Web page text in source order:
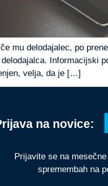
mu delodajalec, po
Informacijski
velja, da je […]
na novice:
Prijavite se na
spremembah na